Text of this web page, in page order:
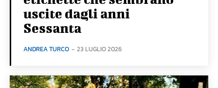
uscite dagli anni
Sessanta
ANDREA TURCO - 23 LUGLIO 2026